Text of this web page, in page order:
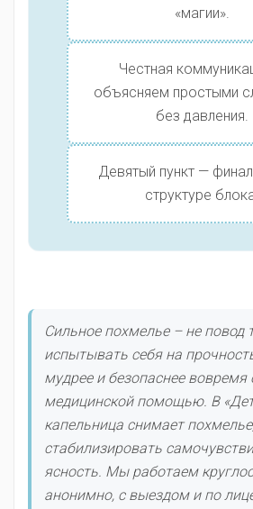
«магии».
Честная
объясняем простыми
без давления.
Девятый пункт —
структуре
Сильное похмелье – не повод
испытывать себя на
мудрее и безопаснее вовремя
медицинской помощью. В
капельница снимает
стабилизировать
ясность. Мы работаем
анонимно, с выездом и по